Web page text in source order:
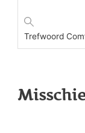
Trefwoord